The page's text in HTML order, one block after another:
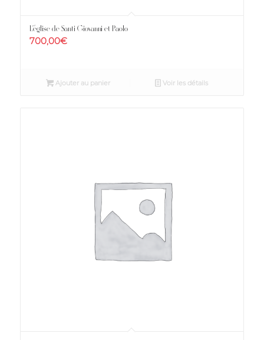
L’église de Santi Giovanni et Paolo
700,00€
Ajouter au panier Voir les détails